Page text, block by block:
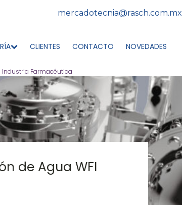
mercadotecnia@rasch.com.mx
CLIENTES CONTACTO NOVEDADES
Industria Farmacéutica
de Agua WFI